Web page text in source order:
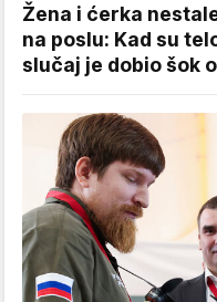
Žena i ćerka
na poslu: Kad su
slučaj je dobio šok